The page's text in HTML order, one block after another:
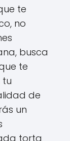
te
no
busca
te
tu
de
un
torta